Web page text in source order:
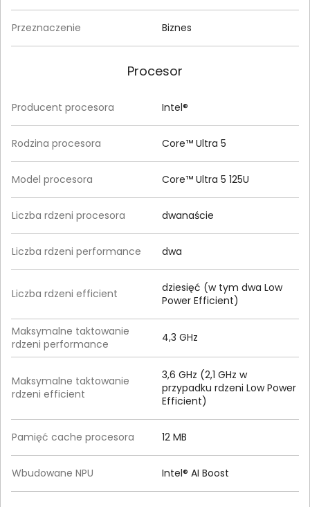
Przeznaczenie Biznes
Procesor
Producent procesora Intel®
Rodzina procesora Core™ Ultra 5
Model procesora Core™ Ultra 5 125U
Liczba rdzeni procesora dwanaście
Liczba rdzeni performance dwa
Liczba rdzeni efficient
dziesięć (w tym dwa Low
Power Efficient)
Maksymalne taktowanie
rdzeni performance
4,3 GHz
Maksymalne taktowanie
rdzeni efficient
3,6 GHz (2,1 GHz w
przypadku rdzeni Low Power
Efficient)
Pamięć cache procesora 12 MB
Wbudowane NPU Intel® AI Boost